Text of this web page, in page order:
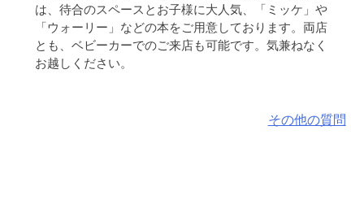
は、待合のスペースとお子様に大人気、「ミッケ」や
「ウォーリー」などの本をご用意しております。両店
とも、ベビーカーでのご来店も可能です。気兼ねなく
お越しください。
その他の質問